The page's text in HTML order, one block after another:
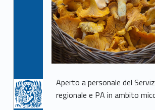
Aperto a personale del
regionale e PA in ambito